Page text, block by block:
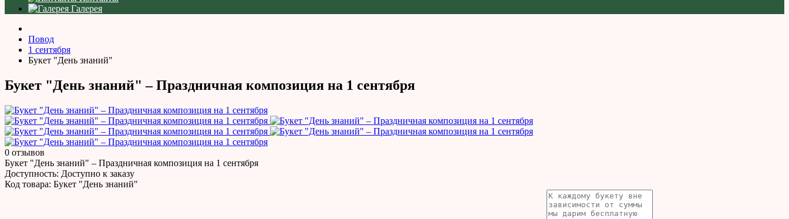
Галерея
Повод
1 сентября
Букет "День знаний"
Букет "День знаний" – Праздничная композиция на 1 сентября
0 отзывов
Букет "День знаний" – Праздничная композиция на 1 сентября
Доступность: Доступно к заказу
Код товара: Букет "День знаний"